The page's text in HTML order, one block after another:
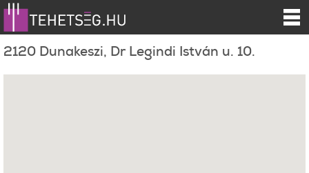
2120 Dunakeszi, Dr Legindi István u. 10.